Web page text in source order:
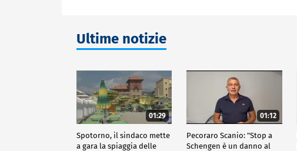
Ultime notizie
01:29
Spotorno, il sindaco mette
a gara la spiaggia delle
01:12
Pecoraro Scanio: "Stop a
Schengen è un danno al